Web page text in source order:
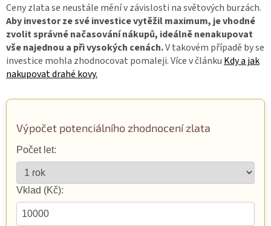
Ceny zlata se neustále mění v závislosti na světových burzách.
Aby investor ze své investice vytěžil maximum, je vhodné
zvolit správné načasování nákupů, ideálně nenakupovat
vše najednou a při vysokých cenách.V takovém případě by se
investice mohla zhodnocovat pomaleji. Více v článku Kdy a jak
nakupovat drahé kovy.
Výpočet potenciálního zhodnocení zlata
Počet let:
Vklad (Kč):